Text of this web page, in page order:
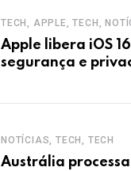
TECH, APPLE, TECH,
Apple libera iOS
segurança e
NOTÍCIAS, TECH, TECH
Austrália